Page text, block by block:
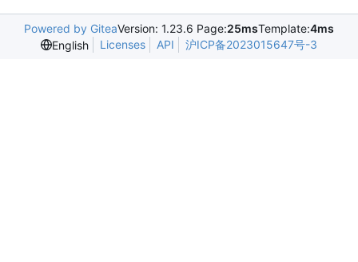
Powered by GiteaVersion: 1.23.6 Page:25msTemplate:4ms
English
Licenses API 沪ICP备2023015647号-3